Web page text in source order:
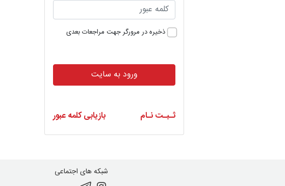
ذخیره در مرورگر جهت مراجعات بعدی
ورود به سایت
ثـبـت نـام بازیابی کلمه عبور
شبکه های اجتماعی